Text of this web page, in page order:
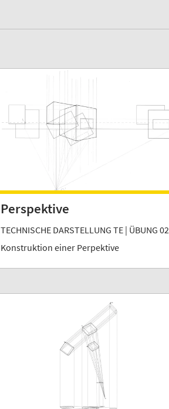
Perspektive
TECHNISCHE DARSTELLUNG TE | ÜBUNG 02
Konstruktion einer Perpektive